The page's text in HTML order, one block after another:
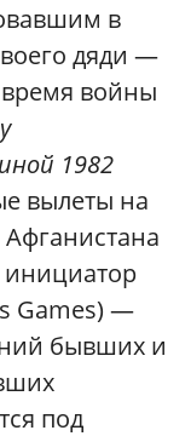
в
дяди —
войны
1982
вылеты на
Афганистана
инициатор
Games) —
бывших и
под